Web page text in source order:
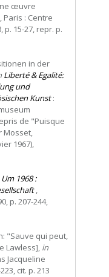
œuvre
Paris : Centre
15-27, repr. p.
in der
Liberté & Egalité:
und
Kunst:
de "Puisque
Mosset,
1967),
Um 1968 :
,
p. 207-244,
"Sauve qui peut,
Lawless], in
Jacqueline
cit. p. 213